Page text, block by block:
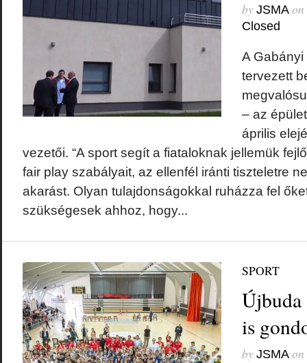
by JSMAon
Closed
A
tervezett
– az
április
vezetői. “A sport segít a fiataloknak jellemük
fair play szabályait, az ellenfél iránti tiszteletre
akarást. Olyan tulajdonságokkal ruházza fel
szükségesek ahhoz, hogy...
SPORT
Újbuda
is
by JSMAon